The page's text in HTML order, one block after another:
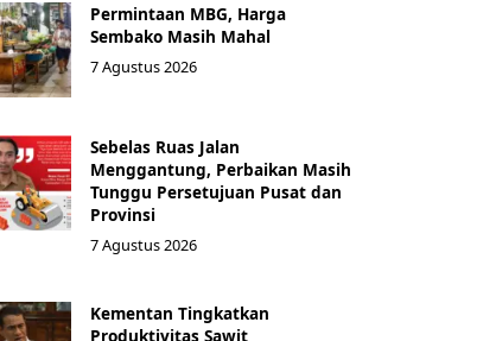
Permintaan MBG, Harga
Sembako Masih Mahal
7 Agustus 2026
Sebelas Ruas Jalan
Menggantung, Perbaikan Masih
Tunggu Persetujuan Pusat dan
Provinsi
7 Agustus 2026
Kementan Tingkatkan
Produktivitas Sawit